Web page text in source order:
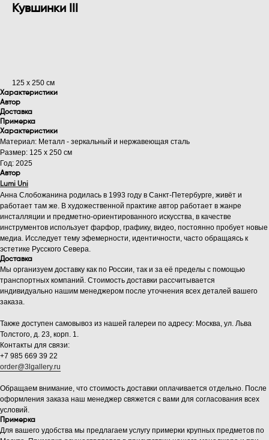
Кувшинки III
125 х 250 см
Характеристики
Автор
Доставка
Примерка
Характеристики
Материал: Металл - зеркальный и нержавеющая сталь
Размер: 125 х 250 см
Год: 2025
Автор
Lumi Uni
Анна Слобожанина родилась в 1993 году в Санкт-Петербурге, живёт и
работает там же. В художественной практике автор работает в жанре
инсталляции и предметно-ориентированного искусства, в качестве
инструментов использует фарфор, графику, видео, постоянно пробует новые
медиа. Исследует тему эфемерности, идентичности, часто обращаясь к
эстетике Русского Севера.
Доставка
Мы организуем доставку как по России, так и за её пределы с помощью
транспортных компаний. Стоимость доставки рассчитывается
индивидуально нашим менеджером после уточнения всех деталей вашего
заказа.
Также доступен самовывоз из нашей галереи по адресу: Москва, ул. Льва
Толстого, д. 23, корп. 1.
Контакты для связи:
+7 985 669 39 22
order@3lgallery.ru
Обращаем внимание, что стоимость доставки оплачивается отдельно. После
оформления заказа наш менеджер свяжется с вами для согласования всех
условий.
Примерка
Для вашего удобства мы предлагаем услугу примерки крупных предметов по